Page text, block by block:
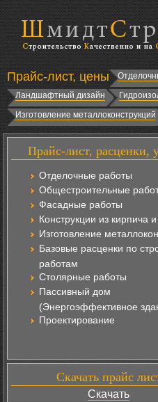
Прайс-лист, цены
Ландшафтный дизайн
Изготовление металлоконструкций
Прайс-лист, расценки,
Отделочные работы
Общестроительные
Фасадные работы
Конструкции из кирпича
Изготовление
Базовые расценки по
работам
Столярные работы
Пассивный дом
(Энергоэффективное
Проектирование
Скачать прайс
Скачать